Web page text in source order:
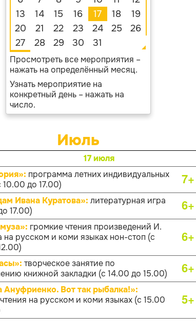
13
14 15 16 17 18
19
20
21 22 23 24 25
26
27
28 29 30 31
Просмотреть все мероприятия –
нажать на определённый месяц.
Узнать мероприятие на
конкретный день – нажать на
число.
Июль
17 июля
программа летних индивидуальных
10.00 до 17.00)
7+
Ивана Куратова»: литературная игра
17.00)
6+
громкие чтения произведений И.
на русском и коми языках нон-стоп (с
6+
творческое занятие по
книжной закладки (с 14.00 до 15.00)
6+
Ануфриенко. Вот так рыбалка!»:
на русском и коми языках (с 15.00
5+